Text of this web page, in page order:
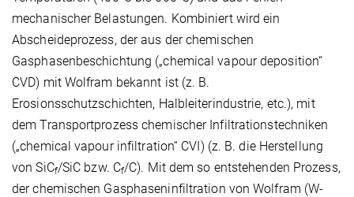
mechanischer Belastungen. Kombiniert wird ein
Abscheideprozess, der aus der chemischen
Gasphasenbeschichtung („chemical vapour deposition“
CVD) mit Wolfram bekannt ist (z. B.
Erosionsschutzschichten, Halbleiterindustrie, etc.), mit
dem Transportprozess chemischer Infiltrationstechniken
(„chemical vapour infiltration“ CVI) (z. B. die Herstellung
von SiCf/SiC bzw. Cf/C). Mit dem so entstehenden Prozess,
der chemischen Gasphaseninfiltration von Wolfram (W-